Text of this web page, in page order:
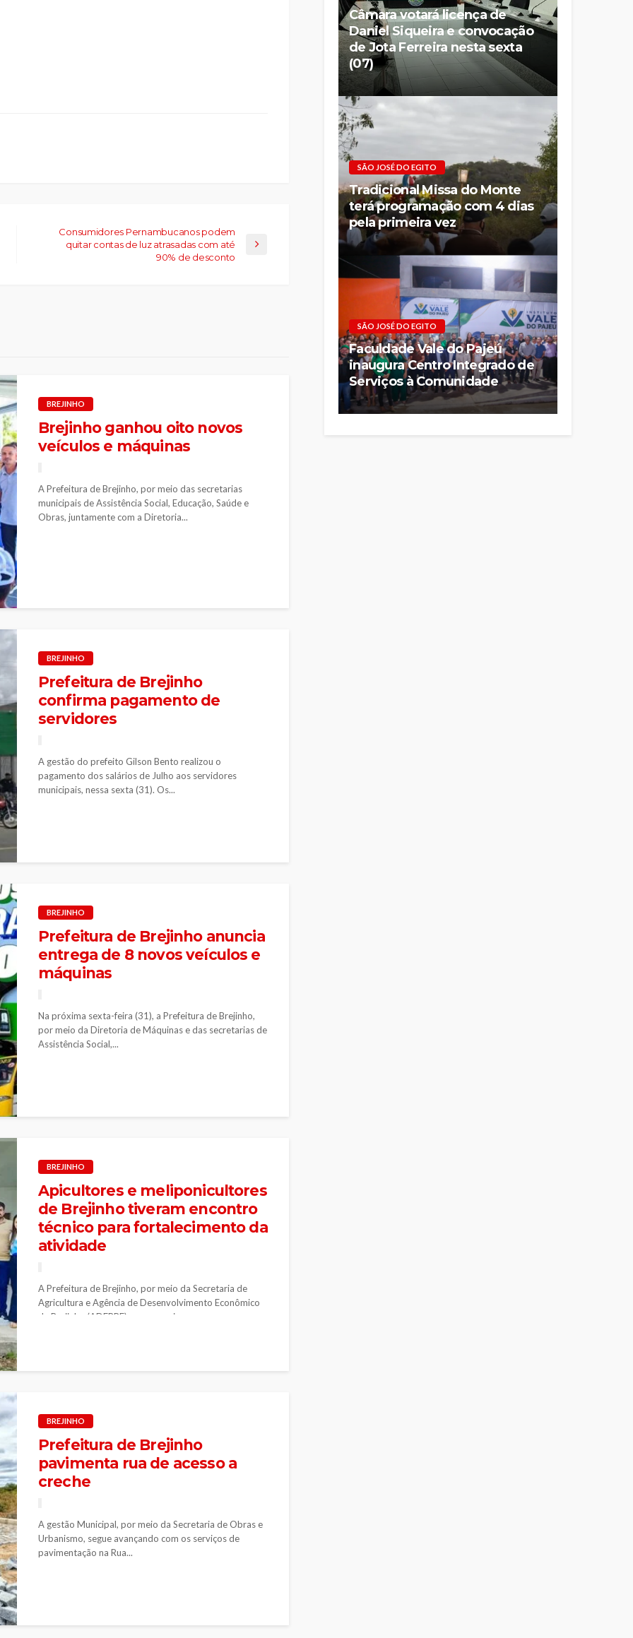
Consumidores Pernambucanos podem
quitar contas de luz atrasadas com até
90% de desconto
BREJINHO
Brejinho ganhou oito novos
veículos e máquinas
A Prefeitura de Brejinho, por meio das secretarias
municipais de Assistência Social, Educação, Saúde e
Obras, juntamente com a Diretoria...
BREJINHO
Prefeitura de Brejinho
confirma pagamento de
servidores
A gestão do prefeito Gilson Bento realizou o
pagamento dos salários de Julho aos servidores
municipais, nessa sexta (31). Os...
BREJINHO
Prefeitura de Brejinho anuncia
entrega de 8 novos veículos e
máquinas
Na próxima sexta-feira (31), a Prefeitura de Brejinho,
por meio da Diretoria de Máquinas e das secretarias de
Assistência Social,...
BREJINHO
Apicultores e meliponicultores
de Brejinho tiveram encontro
técnico para fortalecimento da
atividade
A Prefeitura de Brejinho, por meio da Secretaria de
Agricultura e Agência de Desenvolvimento Econômico
de Brejinho (ADEBRE), em parceria...
BREJINHO
Prefeitura de Brejinho
pavimenta rua de acesso a
creche
A gestão Municipal, por meio da Secretaria de Obras e
Urbanismo, segue avançando com os serviços de
pavimentação na Rua...
Câmara votará licença de
Daniel Siqueira e convocação
de Jota Ferreira nesta sexta
(07)
SÃO JOSÉ DO EGITO
Tradicional Missa do Monte
terá programação com 4 dias
pela primeira vez
SÃO JOSÉ DO EGITO
Faculdade Vale do Pajeú
inaugura Centro Integrado de
Serviços à Comunidade